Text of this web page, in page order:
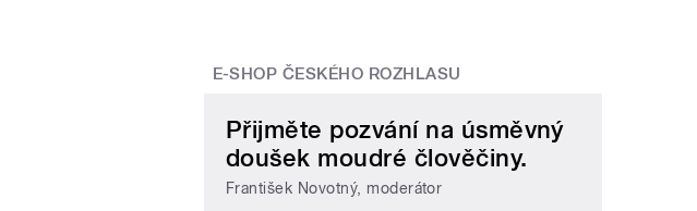
E-SHOP ČESKÉHO ROZHLASU
Přijměte pozvání na úsměvný
doušek moudré člověčiny.
František Novotný, moderátor